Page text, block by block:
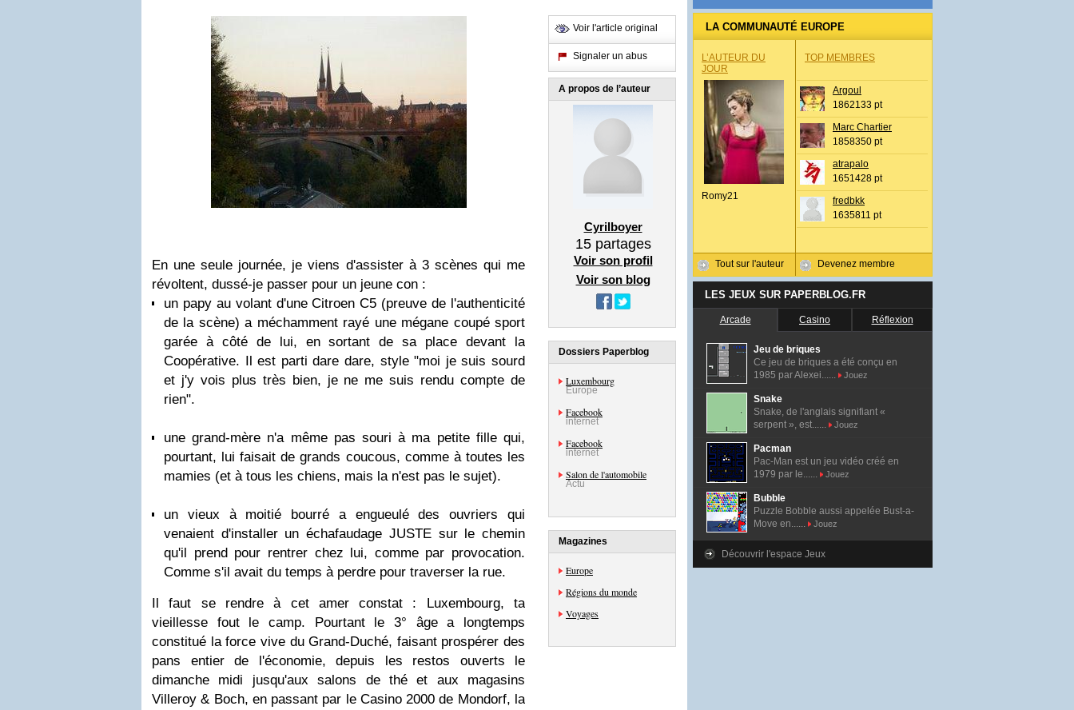
En une seule journée, je viens d'assister à 3 scènes qui me
révoltent, dussé-je passer pour un jeune con :
un papy au volant d'une Citroen C5 (preuve de l'authenticité
de la scène) a méchamment rayé une mégane coupé sport
garée à côté de lui, en sortant de sa place devant la
Coopérative. Il est parti dare dare, style "moi je suis sourd
et j'y vois plus très bien, je ne me suis rendu compte de
rien".
une grand-mère n'a même pas souri à ma petite fille qui,
pourtant, lui faisait de grands coucous, comme à toutes les
mamies (et à tous les chiens, mais la n'est pas le sujet).
un vieux à moitié bourré a engueulé des ouvriers qui
venaient d'installer un échafaudage JUSTE sur le chemin
qu'il prend pour rentrer chez lui, comme par provocation.
Comme s'il avait du temps à perdre pour traverser la rue.
Il faut se rendre à cet amer constat : Luxembourg, ta
vieillesse fout le camp. Pourtant le 3° âge a longtemps
constitué la force vive du Grand-Duché, faisant prospérer des
pans entier de l'économie, depuis les restos ouverts le
dimanche midi jusqu'aux salons de thé et aux magasins
Villeroy & Boch, en passant par le Casino 2000 de Mondorf, la
Voir l'article original
Signaler un abus
A propos de l’auteur
Cyrilboyer
15partages
Voir son profil
Voir son blog
Dossiers Paperblog
Luxembourg
Europe
Facebook
internet
Facebook
internet
Salon de l'automobile
Actu
Magazines
Europe
Régions du monde
Voyages
LA COMMUNAUTÉ EUROPE
L’AUTEUR DU
JOUR
Romy21
Tout sur l'auteur
TOP MEMBRES
Argoul
1862133 pt
Marc Chartier
1858350 pt
atrapalo
1651428 pt
fredbkk
1635811 pt
Devenez membre
LES JEUX SUR PAPERBLOG.FR
Arcade Casino Réflexion
Jeu de briques
Ce jeu de briques a été conçu en
1985 par Alexei......
Jouez
Snake
Snake, de l'anglais signifiant «
serpent », est......
Jouez
Pacman
Pac-Man est un jeu vidéo créé en
1979 par le......
Jouez
Bubble
Puzzle Bobble aussi appelée Bust-a-
Move en......
Jouez
Découvrir l'espace Jeux